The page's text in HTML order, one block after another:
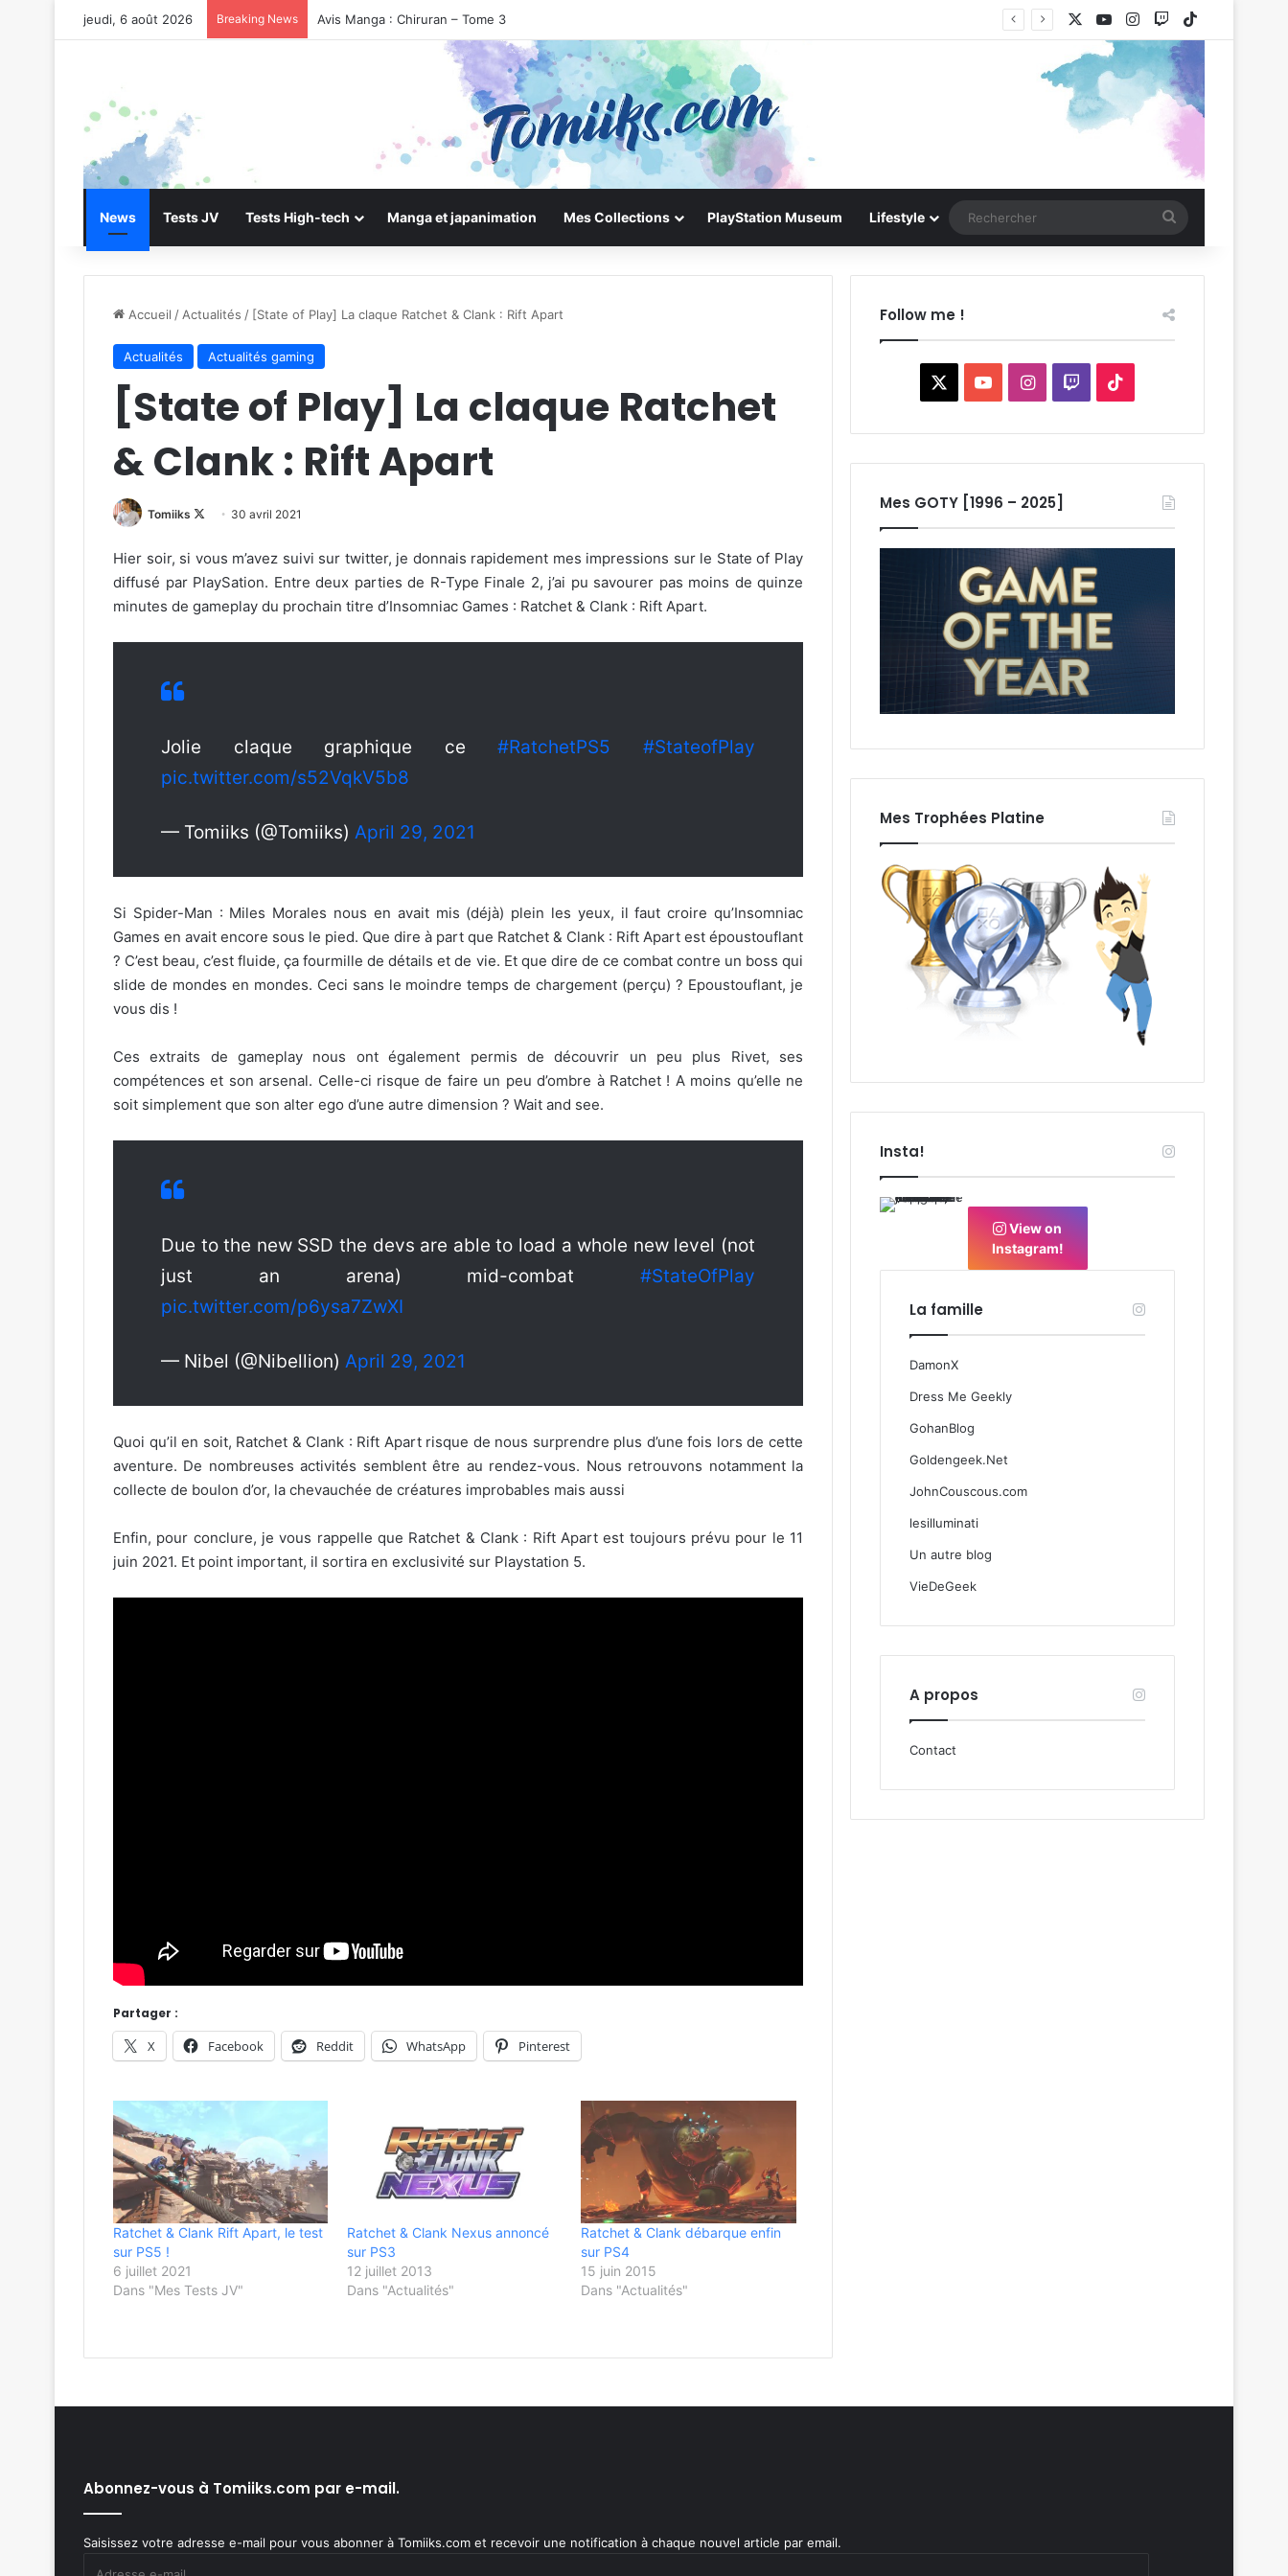
jeudi, 6 août 2026 Breaking News Avis Manga : Chiruran – Tome 3 YouTubeInstagram
Twitch
News Tests JV Tests High-tech Manga et japanimation Mes Collections PlayStation Museum Lifestyle
Accueil / Actualités / [State of Play] La claque Ratchet & Clank : Rift Apart
Actualités Actualités gaming
[State of Play] La claque Ratchet
& Clank : Rift Apart
Tomiiks
Follow
X
30 avril 2021
Hier soir, si vous m’avez suivi sur twitter, je donnais rapidement mes impressions sur le State of Play
diffusé par PlaySation. Entre deux parties de R-Type Finale 2, j’ai pu savourer pas moins de quinze
minutes de gameplay du prochain titre d’Insomniac Games : Ratchet & Clank : Rift Apart.
Jolie claque graphique ce#RatchetPS5
#StateofPlay
pic.twitter.com/s52VqkV5b8
— Tomiiks (@Tomiiks) April 29, 2021
Si Spider-Man : Miles Morales nous en avait mis (déjà) plein les yeux, il faut croire qu’Insomniac
Games en avait encore sous le pied. Que dire à part que Ratchet & Clank : Rift Apart est époustouflant
? C’est beau, c’est fluide, ça fourmille de détails et de vie. Et que dire de ce combat contre un boss qui
slide de mondes en mondes. Ceci sans le moindre temps de chargement (perçu) ? Epoustouflant, je
vous dis !
Ces extraits de gameplay nous ont également permis de découvrir un peu plus Rivet, ses
compétences et son arsenal. Celle-ci risque de faire un peu d’ombre à Ratchet ! A moins qu’elle ne
soit simplement que son alter ego d’une autre dimension ? Wait and see.
Due to the new SSD the devs are able to load a whole new level (not
just an arena) mid-combat #StateOfPlay
pic.twitter.com/p6ysa7ZwXI
— Nibel (@Nibellion) April 29, 2021
Quoi qu’il en soit, Ratchet & Clank : Rift Apart risque de nous surprendre plus d’une fois lors de cette
aventure. De nombreuses activités semblent être au rendez-vous. Nous retrouvons notamment la
collecte de boulon d’or, la chevauchée de créatures improbables mais aussi
Enfin, pour conclure, je vous rappelle que Ratchet & Clank : Rift Apart est toujours prévu pour le 11
juin 2021. Et point important, il sortira en exclusivité sur Playstation 5.
Partager :
X Facebook Reddit WhatsApp Pinterest
Ratchet & Clank Rift Apart, le test
sur PS5 !
6 juillet 2021
Dans "Mes Tests JV"
Ratchet & Clank Nexus annoncé
sur PS3
12 juillet 2013
Dans "Actualités"
Ratchet & Clank débarque enfin
sur PS4
15 juin 2015
Dans "Actualités"
Follow me !
YouTubeInstagram
Twitch
Mes GOTY [1996 – 2025]
Mes Trophées Platine
Insta!
View on
Instagram!
La famille
DamonX
Dress Me Geekly
GohanBlog
Goldengeek.Net
JohnCouscous.com
lesilluminati
Un autre blog
VieDeGeek
A propos
Contact
Abonnez-vous à Tomiiks.com par e-mail.
Saisissez votre adresse e-mail pour vous abonner à Tomiiks.com et recevoir une notification à chaque nouvel article par email.